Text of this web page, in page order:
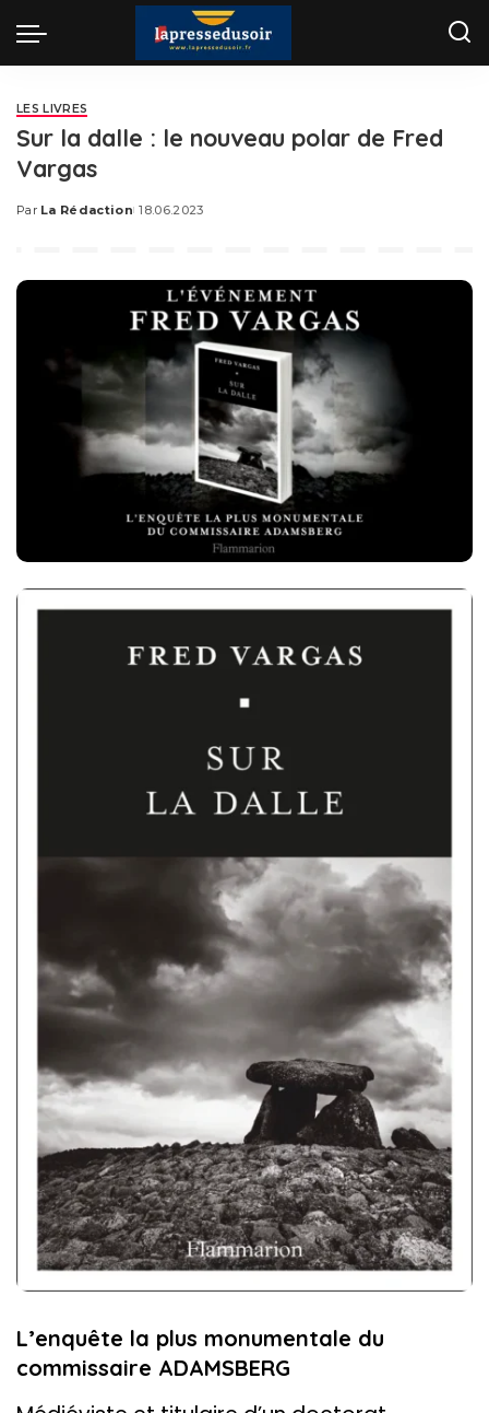
LES LIVRES
Sur la dalle : le nouveau polar de Fred
Vargas
Posted
Par La Rédaction 18.06.2023
L’enquête la plus monumentale du
commissaire ADAMSBERG